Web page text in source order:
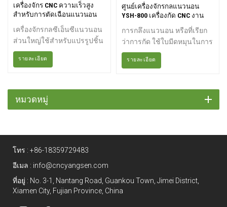
เครื่องจักร CNC ความเร็วสูง
สำหรับการตัดเฉือนแนวนอน
YSHD-1000
เครื่องจักรกลซีเอ็นซีแนวนอน
ส่วนใหญ่ใช้สำหรับแปรรูปชิ้น
ส่วนที่มีความแม่นยำสูง
กระบวนการหลายอย่าง และ
ส่วนทรงเปลือกหอย แม่พิมพ์
เป็นต้น สามารถทำการกัด
รายละเอียด
ศูนย์เครื่องจักรกลแนวนอน
YSH-800 เครื่องกัด CNC งาน
การกลึงแนวนอน หรือที่เรียก
ว่าการกัด ใช้ใบมีดหมุนในการ
กำจัดโลหะออกจากชิ้นงาน
เครื่องจักรกลึงแนวนอนยัง
สะดวกในการทำงานอัตโนมัติ
และลดเวลาในการผลิตชิ้น
รายละเอียด
หมวดหมู่
โทร : +86-18359729483
อีเมล : info@cncyangsen.com
ที่อยู่ : No. 3-1, Nantang Road, Guankou Town, Jimei District,
Xiamen City, Fujian Province, China